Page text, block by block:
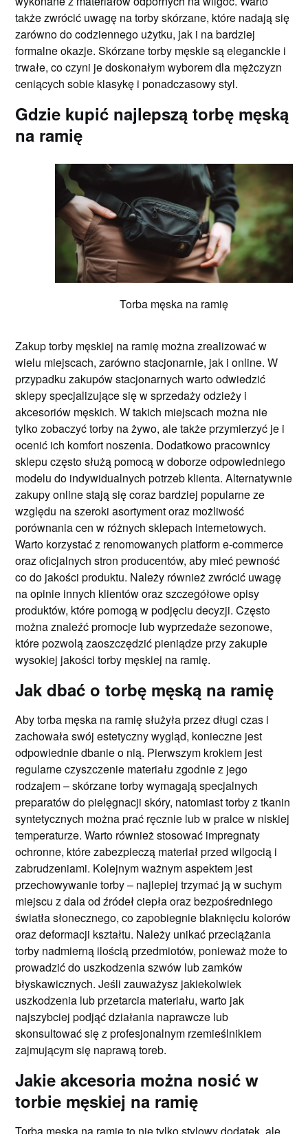
także zwrócić uwagę na torby skórzane, które nadają się
zarówno do codziennego użytku, jak i na bardziej
formalne okazje. Skórzane torby męskie są eleganckie i
trwałe, co czyni je doskonałym wyborem dla mężczyzn
ceniących sobie klasykę i ponadczasowy styl.
Gdzie kupić najlepszą torbę męską
na ramię
Torba męska na ramię
Zakup torby męskiej na ramię można zrealizować w
wielu miejscach, zarówno stacjonarnie, jak i online. W
przypadku zakupów stacjonarnych warto odwiedzić
sklepy specjalizujące się w sprzedaży odzieży i
akcesoriów męskich. W takich miejscach można nie
tylko zobaczyć torby na żywo, ale także przymierzyć je i
ocenić ich komfort noszenia. Dodatkowo pracownicy
sklepu często służą pomocą w doborze odpowiedniego
modelu do indywidualnych potrzeb klienta. Alternatywnie
zakupy online stają się coraz bardziej popularne ze
względu na szeroki asortyment oraz możliwość
porównania cen w różnych sklepach internetowych.
Warto korzystać z renomowanych platform e-commerce
oraz oficjalnych stron producentów, aby mieć pewność
co do jakości produktu. Należy również zwrócić uwagę
na opinie innych klientów oraz szczegółowe opisy
produktów, które pomogą w podjęciu decyzji. Często
można znaleźć promocje lub wyprzedaże sezonowe,
które pozwolą zaoszczędzić pieniądze przy zakupie
wysokiej jakości torby męskiej na ramię.
Jak dbać o torbę męską na ramię
Aby torba męska na ramię służyła przez długi czas i
zachowała swój estetyczny wygląd, konieczne jest
odpowiednie dbanie o nią. Pierwszym krokiem jest
regularne czyszczenie materiału zgodnie z jego
rodzajem – skórzane torby wymagają specjalnych
preparatów do pielęgnacji skóry, natomiast torby z tkanin
syntetycznych można prać ręcznie lub w pralce w niskiej
temperaturze. Warto również stosować impregnaty
ochronne, które zabezpieczą materiał przed wilgocią i
zabrudzeniami. Kolejnym ważnym aspektem jest
przechowywanie torby – najlepiej trzymać ją w suchym
miejscu z dala od źródeł ciepła oraz bezpośredniego
światła słonecznego, co zapobiegnie blaknięciu kolorów
oraz deformacji kształtu. Należy unikać przeciążania
torby nadmierną ilością przedmiotów, ponieważ może to
prowadzić do uszkodzenia szwów lub zamków
błyskawicznych. Jeśli zauważysz jakiekolwiek
uszkodzenia lub przetarcia materiału, warto jak
najszybciej podjąć działania naprawcze lub
skonsultować się z profesjonalnym rzemieślnikiem
zajmującym się naprawą toreb.
Jakie akcesoria można nosić w
torbie męskiej na ramię
Torba męska na ramię to nie tylko stylowy dodatek, ale